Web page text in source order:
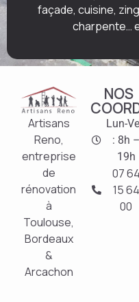
façade, cuisine,
charpente…
Artisans
Reno,
entreprise
de
rénovation
à
Toulouse,
Bordeaux
&
Arcachon
NOS
Lun-
: 8h –
19h
07 64
15 64
00